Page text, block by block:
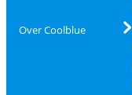
Over Coolblue